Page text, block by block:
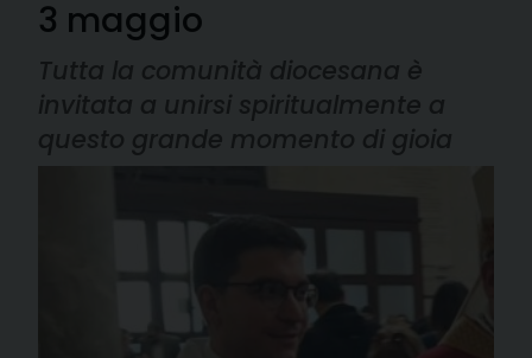
3 maggio
Tutta la comunità diocesana è
invitata a unirsi spiritualmente a
questo grande momento di gioia